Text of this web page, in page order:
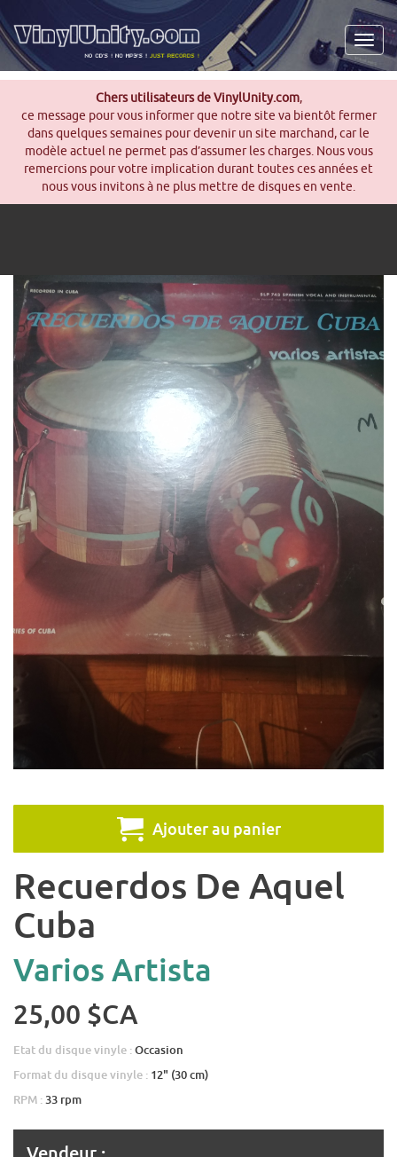
Chers utilisateurs de VinylUnity.com,
ce message pour vous informer que notre site va bientôt fermer
dans quelques semaines pour devenir un site marchand, car le
modèle actuel ne permet pas d’assumer les charges. Nous vous
remercions pour votre implication durant toutes ces années et
nous vous invitons à ne plus mettre de disques en vente.
Ajouter au panier
Recuerdos De Aquel
Cuba
Varios Artista
25,00 $CA
Etat du disque vinyle :Occasion
Format du disque vinyle : 12" (30 cm)
RPM :33 rpm